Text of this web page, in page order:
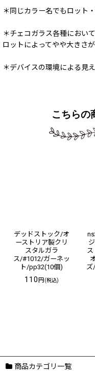
＊同じカラー名でもロット
＊チェコガラス各種におい
ロットによってやや大きさ
＊デバイスの環境による見
こちらの
デッドストック/オ
ーストリア製クリ
スタルガラ
ス/#1012/ガーネッ
ト/pp32(10個)
110円(税込)
商品カテゴリ一覧